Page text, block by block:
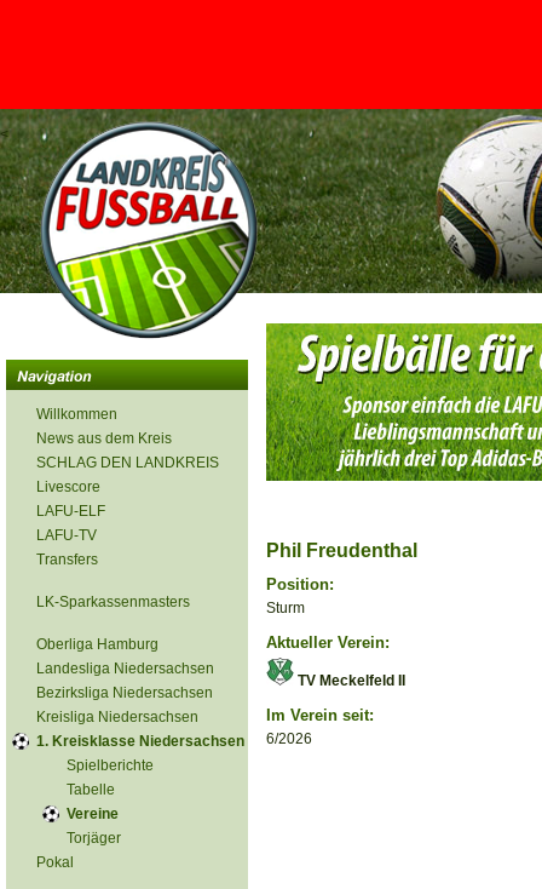
<
Willkommen
News aus dem Kreis
SCHLAG DEN LANDKREIS
Livescore
LAFU-ELF
LAFU-TV
Transfers
LK-Sparkassenmasters
Oberliga Hamburg
Landesliga Niedersachsen
Bezirksliga Niedersachsen
Kreisliga Niedersachsen
1. Kreisklasse Niedersachsen
Spielberichte
Tabelle
Vereine
Torjäger
Pokal
Phil Freudenthal
Position:
Sturm
Aktueller Verein:
TV Meckelfeld II
Im Verein seit:
6/2026